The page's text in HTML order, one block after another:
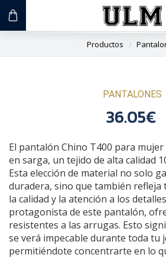
Productos
PANTALONES
36.05€
El pantalón Chino T400 para
en sarga, un tejido de alta calidad
Esta elección de material no solo
duradera, sino que también refleja
la calidad y la atención a los
protagonista de este pantalón,
resistentes a las arrugas. Esto
se verá impecable durante toda tu
permitiéndote concentrarte en lo